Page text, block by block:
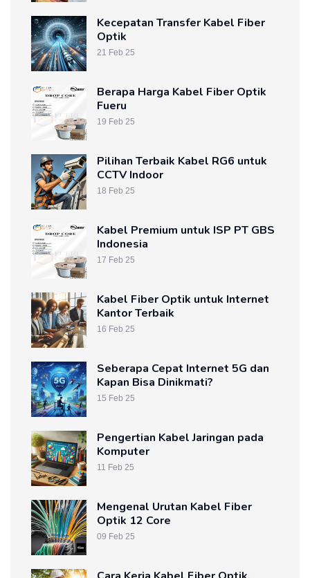
Kecepatan Transfer Kabel Fiber
Optik
21 Feb 25
Berapa Harga Kabel Fiber Optik
Fueru
19 Feb 25
Pilihan Terbaik Kabel RG6 untuk
CCTV Indoor
18 Feb 25
Kabel Premium untuk ISP PT GBS
Indonesia
17 Feb 25
Kabel Fiber Optik untuk Internet
Kantor Terbaik
16 Feb 25
Seberapa Cepat Internet 5G dan
Kapan Bisa Dinikmati?
15 Feb 25
Pengertian Kabel Jaringan pada
Komputer
11 Feb 25
Mengenal Urutan Kabel Fiber
Optik 12 Core
09 Feb 25